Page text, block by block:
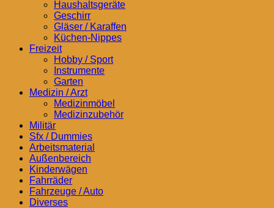
Haushaltsgeräte
Geschirr
Gläser / Karaffen
Küchen-Nippes
Freizeit
Hobby / Sport
Instrumente
Garten
Medizin / Arzt
Medizinmöbel
Medizinzubehör
Militär
Sfx / Dummies
Arbeitsmaterial
Außenbereich
Kinderwägen
Fahrräder
Fahrzeuge / Auto
Diverses